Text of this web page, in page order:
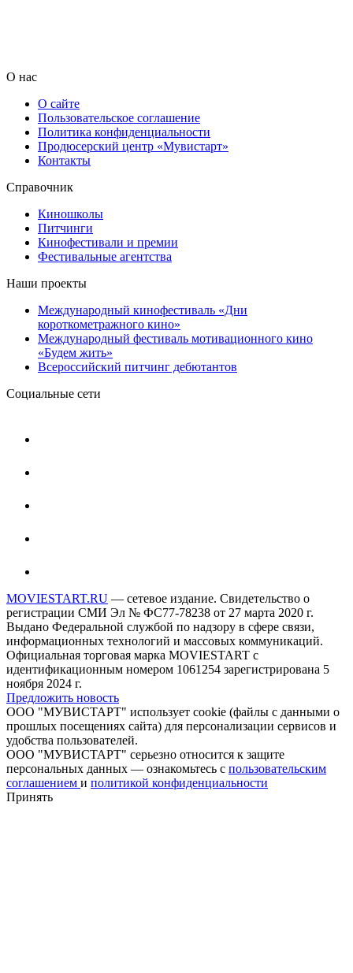
О нас
О сайте
Пользовательское соглашение
Политика конфиденциальности
Продюсерский центр «Мувистарт»
Контакты
Справочник
Киношколы
Питчинги
Кинофестивали и премии
Фестивальные агентства
Наши проекты
Международный кинофестиваль «Дни
короткометражного кино»
Международный фестиваль мотивационного кино
«Будем жить»
Всероссийский питчинг дебютантов
Социальные сети
MOVIESTART.RU — сетевое издание. Свидетельство о
регистрации СМИ Эл № ФС77-78238 от 27 марта 2020 г.
Выдано Федеральной службой по надзору в сфере связи,
информационных технологий и массовых коммуникаций.
Официальная торговая марка MOVIESTART с
идентификационным номером 1061254 зарегистрирована 5
ноября 2024 г.
Предложить новость
ООО "МУВИСТАРТ" использует cookie (файлы с данными о
прошлых посещениях сайта) для персонализации сервисов и
удобства пользователей.
ООО "МУВИСТАРТ" серьезно относится к защите
персональных данных — ознакомьтесь с пользовательским
соглашением и политикой конфиденциальности
Принять